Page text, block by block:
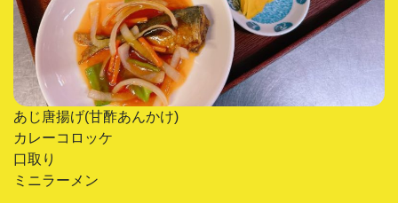
あじ唐揚げ(甘酢あんかけ)
カレーコロッケ
口取り
ミニラーメン